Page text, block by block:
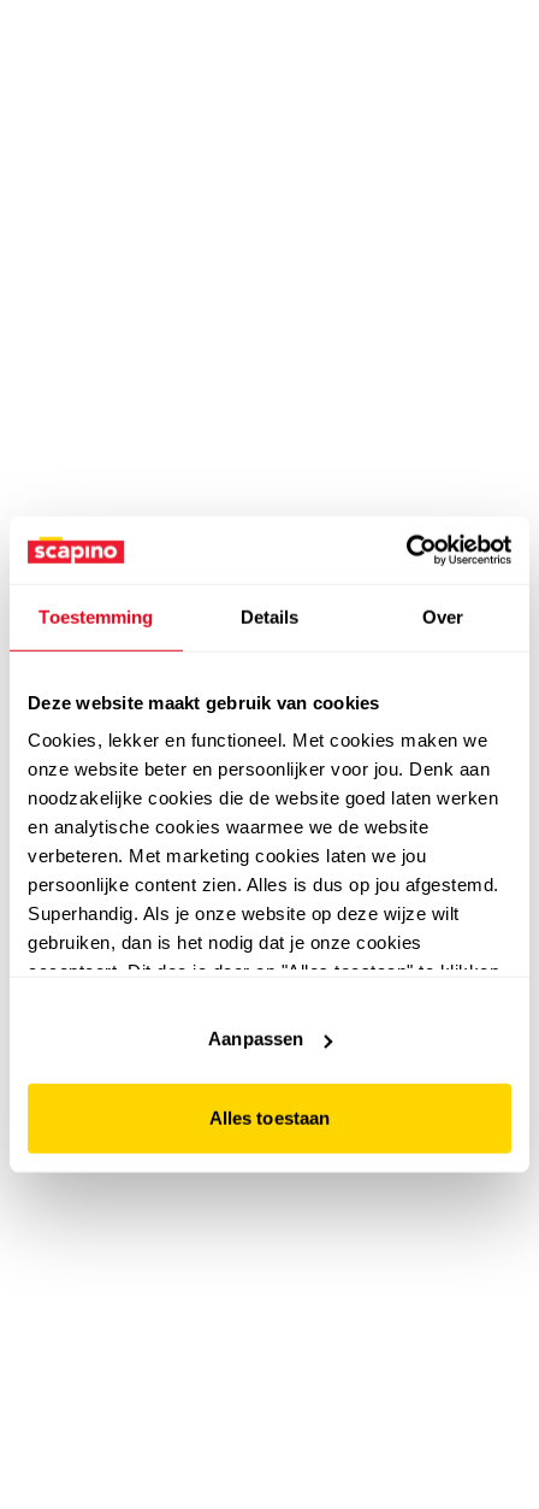
Toestemming Details Over
Deze website maakt gebruik van cookies
Cookies, lekker en functioneel. Met cookies maken we
onze website beter en persoonlijker voor jou. Denk aan
noodzakelijke cookies die de website goed laten werken
en analytische cookies waarmee we de website
verbeteren. Met marketing cookies laten we jou
persoonlijke content zien. Alles is dus op jou afgestemd.
Superhandig. Als je onze website op deze wijze wilt
gebruiken, dan is het nodig dat je onze cookies
accepteert. Dit doe je door op "Alles toestaan" te klikken.
website niet optimaal functioneert.
Aanpassen
Alles toestaan